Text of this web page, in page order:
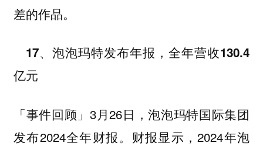
差的作品。
17、泡泡玛特发布年报，全年营收130.4
亿元
「事件回顾」 3月26日，泡泡玛特国际集团
发布2024全年财报。财报显示，2024年泡